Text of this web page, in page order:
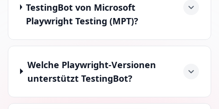
TestingBot von Microsoft
Playwright Testing (MPT)?
Welche Playwright-Versionen
unterstützt TestingBot?